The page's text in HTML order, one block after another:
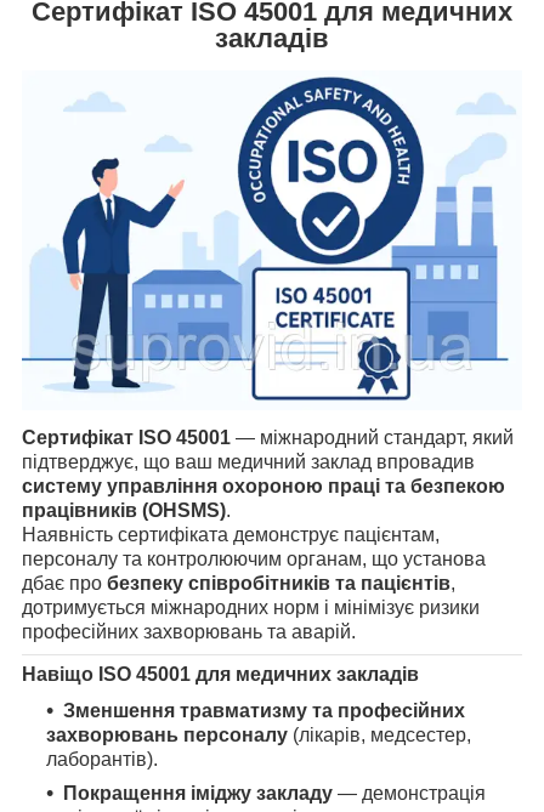
Сертифікат ISO 45001 для медичних
закладів
Сертифікат ISO 45001 — міжнародний стандарт, який
підтверджує, що ваш медичний заклад впровадив
систему управління охороною праці та безпекою
працівників (OHSMS).
Наявність сертифіката демонструє пацієнтам,
персоналу та контролюючим органам, що установа
дбає про безпеку співробітників та пацієнтів,
дотримується міжнародних норм і мінімізує ризики
професійних захворювань та аварій.
Навіщо ISO 45001 для медичних закладів
Зменшення травматизму та професійних
захворювань персоналу (лікарів, медсестер,
лаборантів).
Покращення іміджу закладу — демонстрація